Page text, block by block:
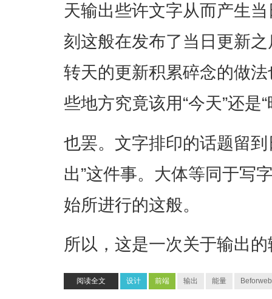
天输出些许文字从而产生
刻这般在发布了当日更新
转天的更新积累碎念的做
些地方究竟该用“今天”还是
也罢。文字排印的话题留
出”这件事。大体等同于写
始所进行的这般。
所以，这是一次关于输出
阅读全文 设计 前端 输出 能量 Beforweb